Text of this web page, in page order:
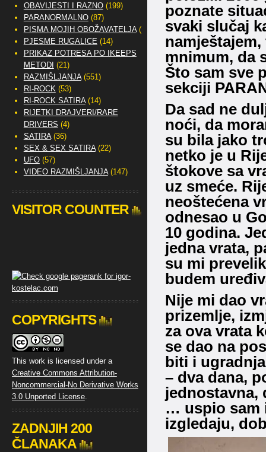
poznate
svaki slučaj
mnimum, da
Što sam sve
sekciji
Da sad ne
noći, da
su bila jako
netko je u
štokove sa
uz smeće.
neoštećena
odnesao u
10 godina.
jedna vrata,
su mi
budem
Nije mi dao
prizemlje,
za ova vrata
se dao na
biti i
– dva dana,
jednostavna,
… uspio sam
izgledaju,
OBAVIJESTI I RAZNO(199)
PARANORMALNO(87)
PISMA MOJIH OBOŽAVATELJA(2)
PJESME RUGALICE (14)
PRIKAZ POTRESA PO IKEEPS
METODI (21)
RAZMIŠLJANJA(551)
RI-ROCK(53)
RI-ROCK SATIRA(14)
RIJETKI DRAJVERI/RARE
DRIVERS (4)
SATIRA(36)
SEX & SEX SATIRA(22)
UFO(57)
VIDEO RAZMIŠLJANJA(147)
VISITOR COUNTER
COPYRIGHTS
This work is licensed under a
Creative Commons Attribution-
Noncommercial-No Derivative Works
3.0 Unported License.
ZADNJIH 200
ČLANAKA